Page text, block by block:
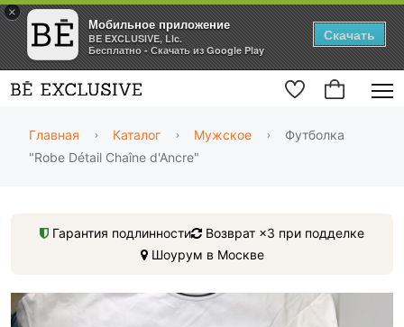
×
Мобильное приложение
BE EXCLUSIVE, Llc.
Бесплатно - Скачать из Google Play
Скачать
Главная Каталог Мужское
Футболка
"Robe Détail Chaîne d'Ancre"
Гарантия подлинности
Возврат ×3 при подделке
Шоурум в Москве